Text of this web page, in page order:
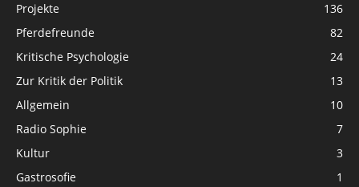
Projekte
136
Pferdefreunde
82
Kritische Psychologie
24
Zur Kritik der Politik
13
Allgemein
10
Radio Sophie
7
Kultur
3
Gastrosofie
1